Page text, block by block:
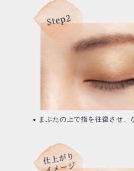
● まぶたの上で指を往復させ、